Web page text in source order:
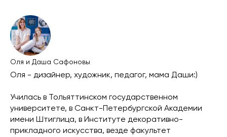
Оля и Даша Сафоновы
Оля - дизайнер, художник, педагог, мама Даши:)
Училась в Тольяттинском государственном
университете, в Санкт-Петербургской Академии
имени Штиглица, в Институте декоративно-
прикладного искусства, везде факультет